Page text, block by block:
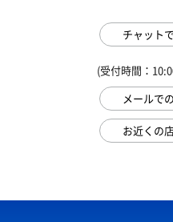
チャット
(受付時間：
メールで
お近くの